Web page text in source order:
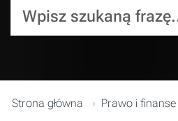
Wpisz szukaną frazę...
Strona główna Prawo i finanse